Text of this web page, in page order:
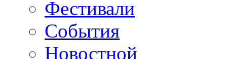
Фестивали
События
Новостной